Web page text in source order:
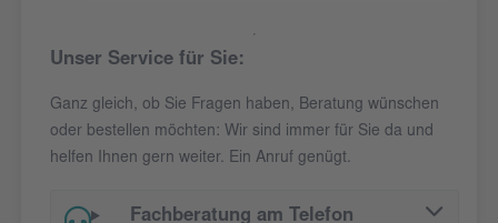
Unser Service für Sie:
Ganz gleich, ob Sie Fragen haben, Beratung wünschen
oder bestellen möchten: Wir sind immer für Sie da und
helfen Ihnen gern weiter. Ein Anruf genügt.
Fachberatung am Telefon